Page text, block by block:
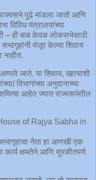
पुढे मांडला जातो आणि
विविध मंत्रालयांच्या
– ही बाब केवळ लोकसभेसाठी
मंजूर केल्या शिवाय
नाहीत.
जाते. या शिवाय, खात्याशी
विभागांच्या अनुदानाच्या
आहेत ज्यात राज्यसभेतील
of Rajya Sabha in
नेता हा आणखी एक
कार्य क्षमतेने आणि सुरळीतपणे